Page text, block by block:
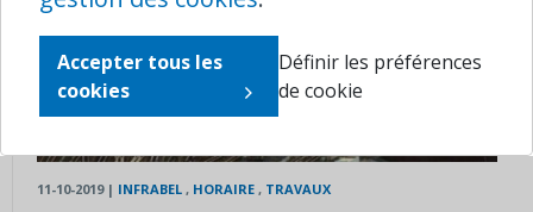
11-10-2019 | INFRABEL , HORAIRE , TRAVAUX
Accepter tous les
cookies
Définir les préférences
de cookie